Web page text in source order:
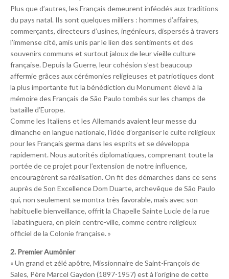
Plus que d’autres, les Français demeurent inféodés aux traditions
du pays natal. Ils sont quelques milliers : hommes d’affaires,
commerçants, directeurs d’usines, ingénieurs, dispersés à travers
l’immense cité, amis unis par le lien des sentiments et des
souvenirs communs et surtout jaloux de leur vieille culture
française. Depuis la Guerre, leur cohésion s’est beaucoup
affermie grâces aux cérémonies religieuses et patriotiques dont
la plus importante fut la bénédiction du Monument élevé à la
mémoire des Français de São Paulo tombés sur les champs de
bataille d’Europe.
Comme les Italiens et les Allemands avaient leur messe du
dimanche en langue nationale, l’idée d’organiser le culte religieux
pour les Français germa dans les esprits et se développa
rapidement. Nous autorités diplomatiques, comprenant toute la
portée de ce projet pour l’extension de notre influence,
encouragèrent sa réalisation. On fit des démarches dans ce sens
auprès de Son Excellence Dom Duarte, archevêque de São Paulo
qui, non seulement se montra très favorable, mais avec son
habituelle bienveillance, offrit la Chapelle Sainte Lucie de la rue
Tabatinguera, en plein centre-ville, comme centre religieux
officiel de la Colonie française. »
2. Premier Aumônier
« Un grand et zélé apôtre, Missionnaire de Saint-François de
Sales, Père Marcel Gaydon (1897-1957) est à l’origine de cette